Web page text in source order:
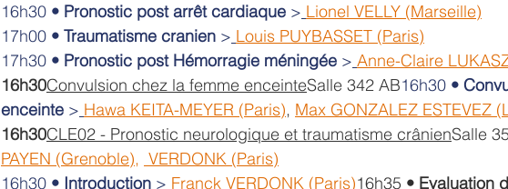
16h30 • Pronostic post arrêt cardiaque > Lionel VELLY (Marseille)
17h00 • Traumatisme cranien > Louis PUYBASSET (Paris)
17h30 • Pronostic post Hémorragie méningée > Anne-Claire
16h30Convulsion chez la femme enceinteSalle 342 AB16h30 •
enceinte > Hawa KEITA-MEYER (Paris), Max GONZALEZ ESTEVEZ
16h30CLE02 - Pronostic neurologique et traumatisme crânienSalle
PAYEN (Grenoble), VERDONK (Paris)
16h30 • Introduction > Franck VERDONK (Paris)16h35 • Evaluation